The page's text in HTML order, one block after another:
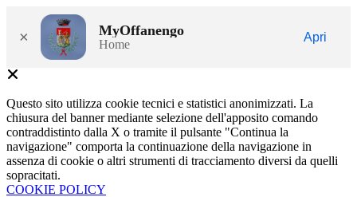
× MyOffanengo
Home
Apri
Questo sito utilizza cookie tecnici e statistici anonimizzati. La
chiusura del banner mediante selezione dell'apposito comando
contraddistinto dalla X o tramite il pulsante "Continua la
navigazione" comporta la continuazione della navigazione in
assenza di cookie o altri strumenti di tracciamento diversi da quelli
sopracitati.
COOKIE POLICY